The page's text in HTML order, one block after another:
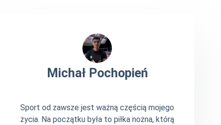
Michał Pochopień
Sport od zawsze jest ważną częścią mojego
życia. Na początku była to piłka nożna, którą